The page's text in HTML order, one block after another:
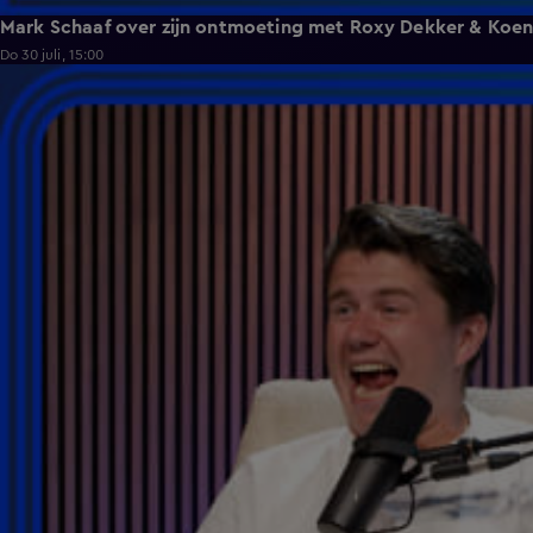
Mark Schaaf over zijn ontmoeting met Roxy Dekker & Koen
Do 30 juli, 15:00
1:46